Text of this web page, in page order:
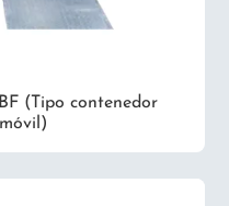
(Tipo contenedor